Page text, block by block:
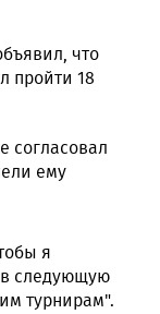
что
пройти 18
согласовал
ему
я
в следующую
турнирам".